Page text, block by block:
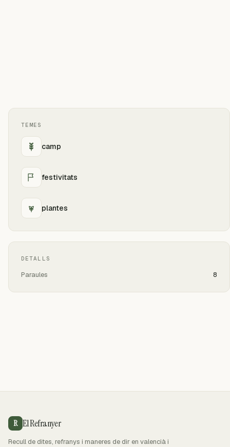
TEMES
camp
festivitats
plantes
DETALLS
Paraules 8
R El Refranyer
Recull de dites, refranys i maneres de dir en valencià i